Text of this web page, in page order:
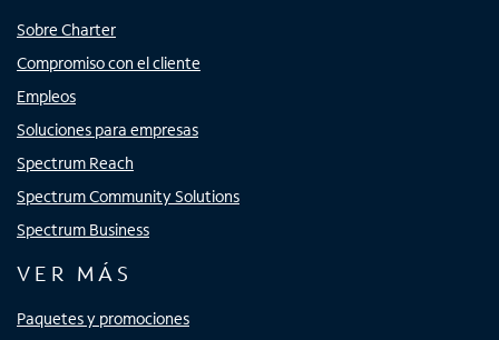
Sobre Charter
Compromiso con el cliente
Empleos
Soluciones para empresas
Spectrum Reach
Spectrum Community Solutions
Spectrum Business
VER MÁS
Paquetes y promociones